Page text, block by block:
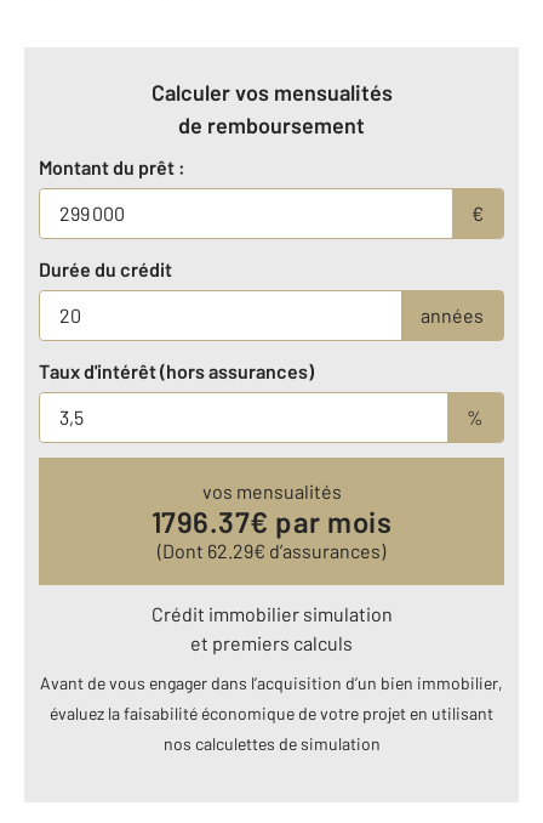
Calculer vos mensualités
de remboursement
Montant du prêt :
€
Durée du crédit
années
Taux d'intérêt (hors assurances)
%
vos mensualités
1796.37€ par mois
(Dont 62.29€ d’assurances)
Crédit immobilier simulation
et premiers calculs
Avant de vous engager dans l’acquisition d’un bien immobilier,
évaluez la faisabilité économique de votre projet en utilisant
nos calculettes de simulation